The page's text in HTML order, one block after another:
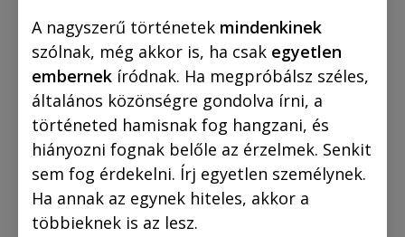
A nagyszerű történetek mindenkinek
szólnak, még akkor is, ha csak egyetlen
embernek íródnak. Ha megpróbálsz széles,
általános közönségre gondolva írni, a
történeted hamisnak fog hangzani, és
hiányozni fognak belőle az érzelmek. Senkit
sem fog érdekelni. Írj egyetlen személynek.
Ha annak az egynek hiteles, akkor a
többieknek is az lesz.